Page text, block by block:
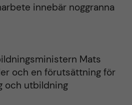
innebär noggranna
Mats
och en förutsättning för
och utbildning